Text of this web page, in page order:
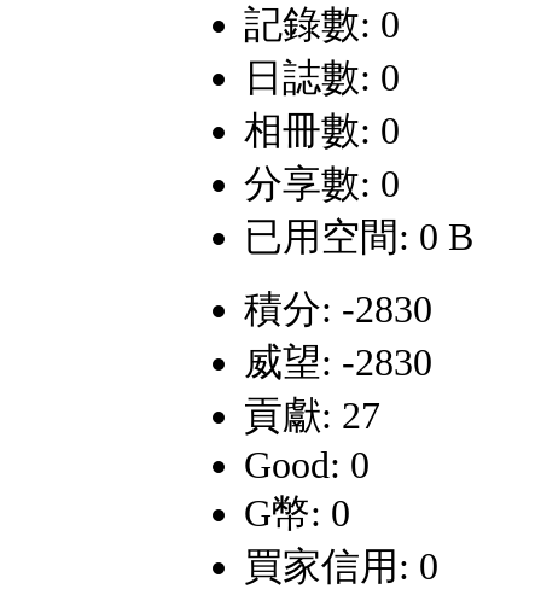
記錄數: 0
日誌數: 0
相冊數: 0
分享數: 0
已用空間: 0 B
積分: -2830
威望: -2830
貢獻: 27
Good: 0
G幣: 0
買家信用: 0